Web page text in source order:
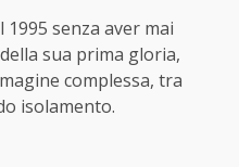
1995 senza aver mai
sua prima gloria,
complessa, tra
isolamento.